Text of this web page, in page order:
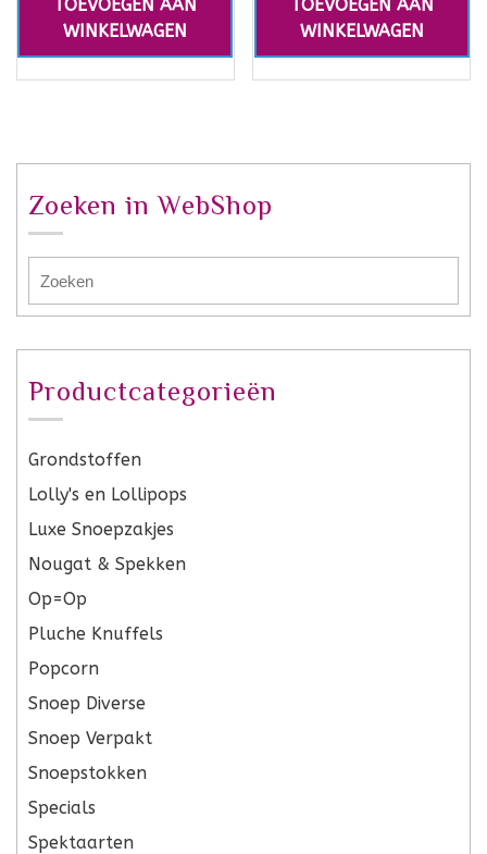
TOEVOEGEN AAN
WINKELWAGEN
TOEVOEGEN AAN
WINKELWAGEN
Zoeken in WebShop
Productcategorieën
Grondstoffen
Lolly's en Lollipops
Luxe Snoepzakjes
Nougat & Spekken
Op=Op
Pluche Knuffels
Popcorn
Snoep Diverse
Snoep Verpakt
Snoepstokken
Specials
Spektaarten